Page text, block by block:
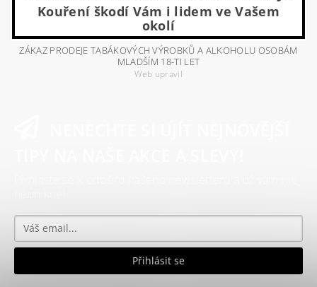
Kouření škodí Vám i lidem ve Vašem
okolí
ZÁKAZ PRODEJE TABÁKOVÝCH VÝROBKŮ A ALKOHOLU OSOBÁM
MLADŠÍM 18-TI LET
Web upravil